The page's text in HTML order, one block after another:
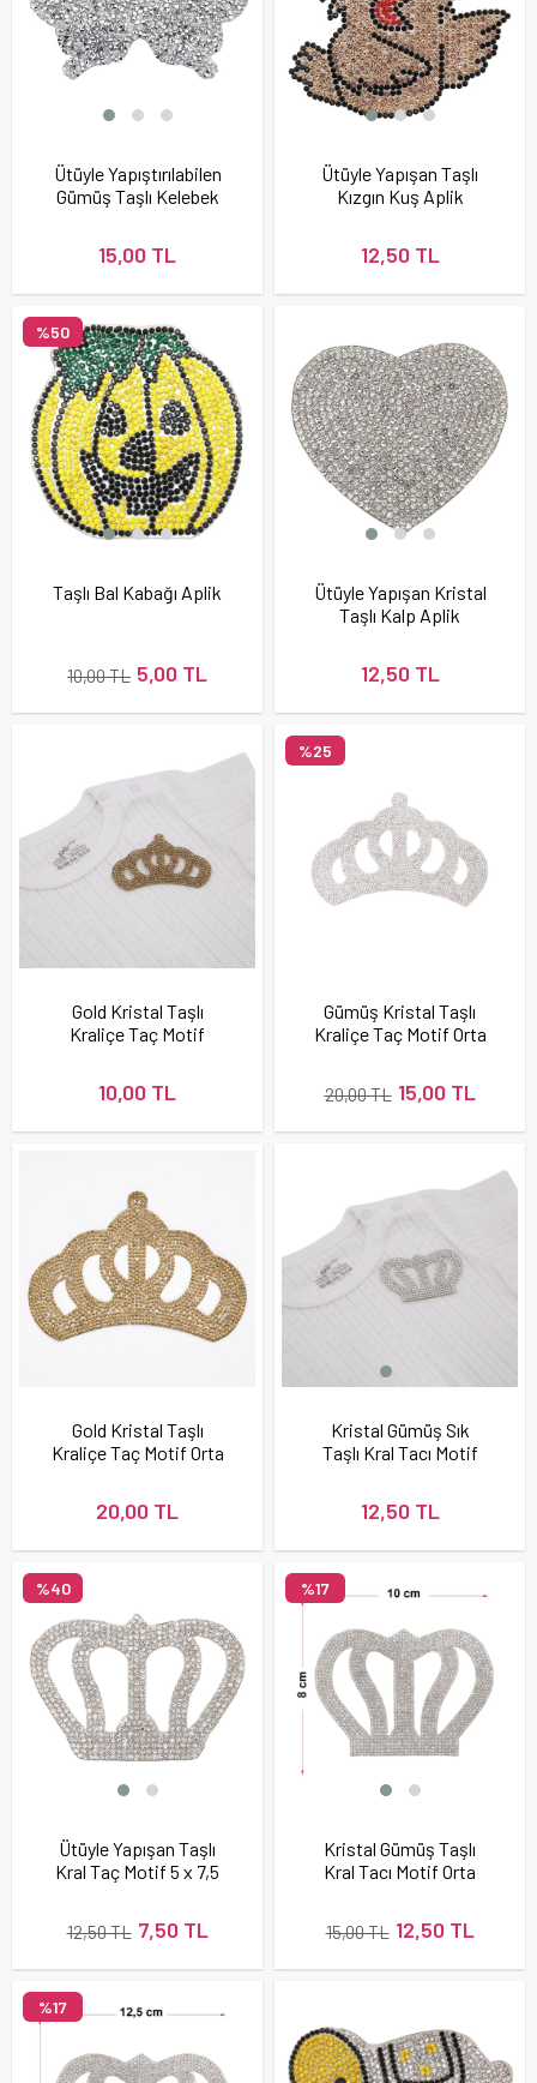
Ütüyle Yapıştırılabilen
Gümüş Taşlı Kelebek
15,00 TL
Ütüyle Yapışan Taşlı
Kızgın Kuş Aplik
12,50 TL
Taşlı Bal Kabağı Aplik
5,00 TL
10,00 TL
%50
Ütüyle Yapışan Kristal
Taşlı Kalp Aplik
12,50 TL
Gold Kristal Taşlı
Kraliçe Taç Motif
10,00 TL
Gümüş Kristal Taşlı
Kraliçe Taç Motif Orta
15,00 TL
20,00 TL
%25
Gold Kristal Taşlı
Kraliçe Taç Motif Orta
20,00 TL
Kristal Gümüş Sık
Taşlı Kral Tacı Motif
12,50 TL
Ütüyle Yapışan Taşlı
Kral Taç Motif 5 x 7,5
7,50 TL
12,50 TL
%40
Kristal Gümüş Taşlı
Kral Tacı Motif Orta
12,50 TL
15,00 TL
%17
%17